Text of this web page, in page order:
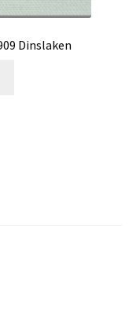
Dinslaken